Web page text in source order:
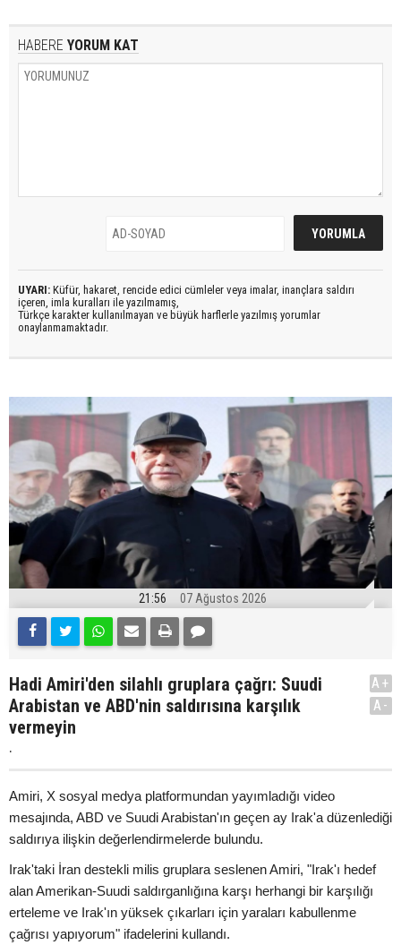
HABERE YORUM KAT
UYARI: Küfür, hakaret, rencide edici cümleler veya imalar, inançlara saldırı
içeren, imla kuralları ile yazılmamış,
Türkçe karakter kullanılmayan ve büyük harflerle yazılmış yorumlar
onaylanmamaktadır.
21:56 07 Ağustos 2026
Hadi Amiri'den silahlı gruplara çağrı: Suudi
Arabistan ve ABD'nin saldırısına karşılık
vermeyin
.
A+
A-
Amiri, X sosyal medya platformundan yayımladığı video
mesajında, ABD ve Suudi Arabistan'ın geçen ay Irak'a düzenlediği
saldırıya ilişkin değerlendirmelerde bulundu.
Irak'taki İran destekli milis gruplara seslenen Amiri, "Irak'ı hedef
alan Amerikan-Suudi saldırganlığına karşı herhangi bir karşılığı
erteleme ve Irak'ın yüksek çıkarları için yaraları kabullenme
çağrısı yapıyorum" ifadelerini kullandı.